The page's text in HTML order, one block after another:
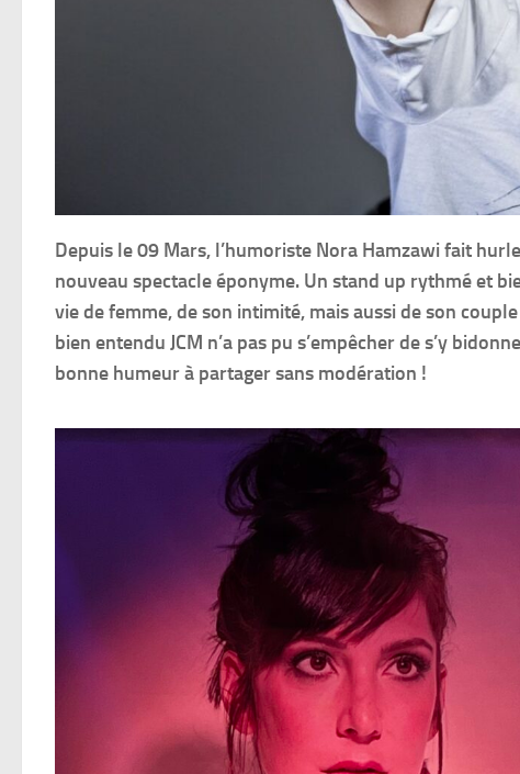
Depuis le 09 Mars, l’humoriste Nora Hamzawi fait
nouveau spectacle éponyme. Un stand up rythmé et
vie de femme, de son intimité, mais aussi de son
bien entendu JCM n’a pas pu s’empêcher de s’y
bonne humeur à partager sans modération !